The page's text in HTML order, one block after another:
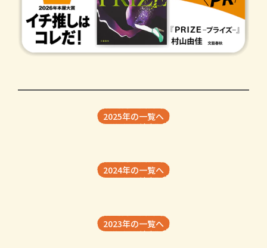
2025年の一覧へ
2024年の一覧へ
2023年の一覧へ